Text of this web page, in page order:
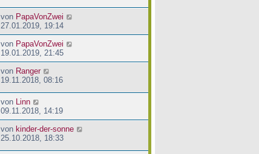
von PapaVonZwei
27.01.2019, 19:14
von PapaVonZwei
19.01.2019, 21:45
von Ranger
19.11.2018, 08:16
von
Linn
09.11.2018, 14:19
von kinder-der-sonne
25.10.2018, 18:33